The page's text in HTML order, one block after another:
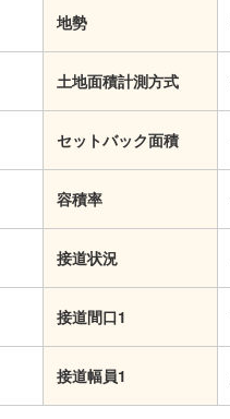
地勢
土地面積計測方式
セットバック面積
容積率
接道状況
接道間口1
接道幅員1